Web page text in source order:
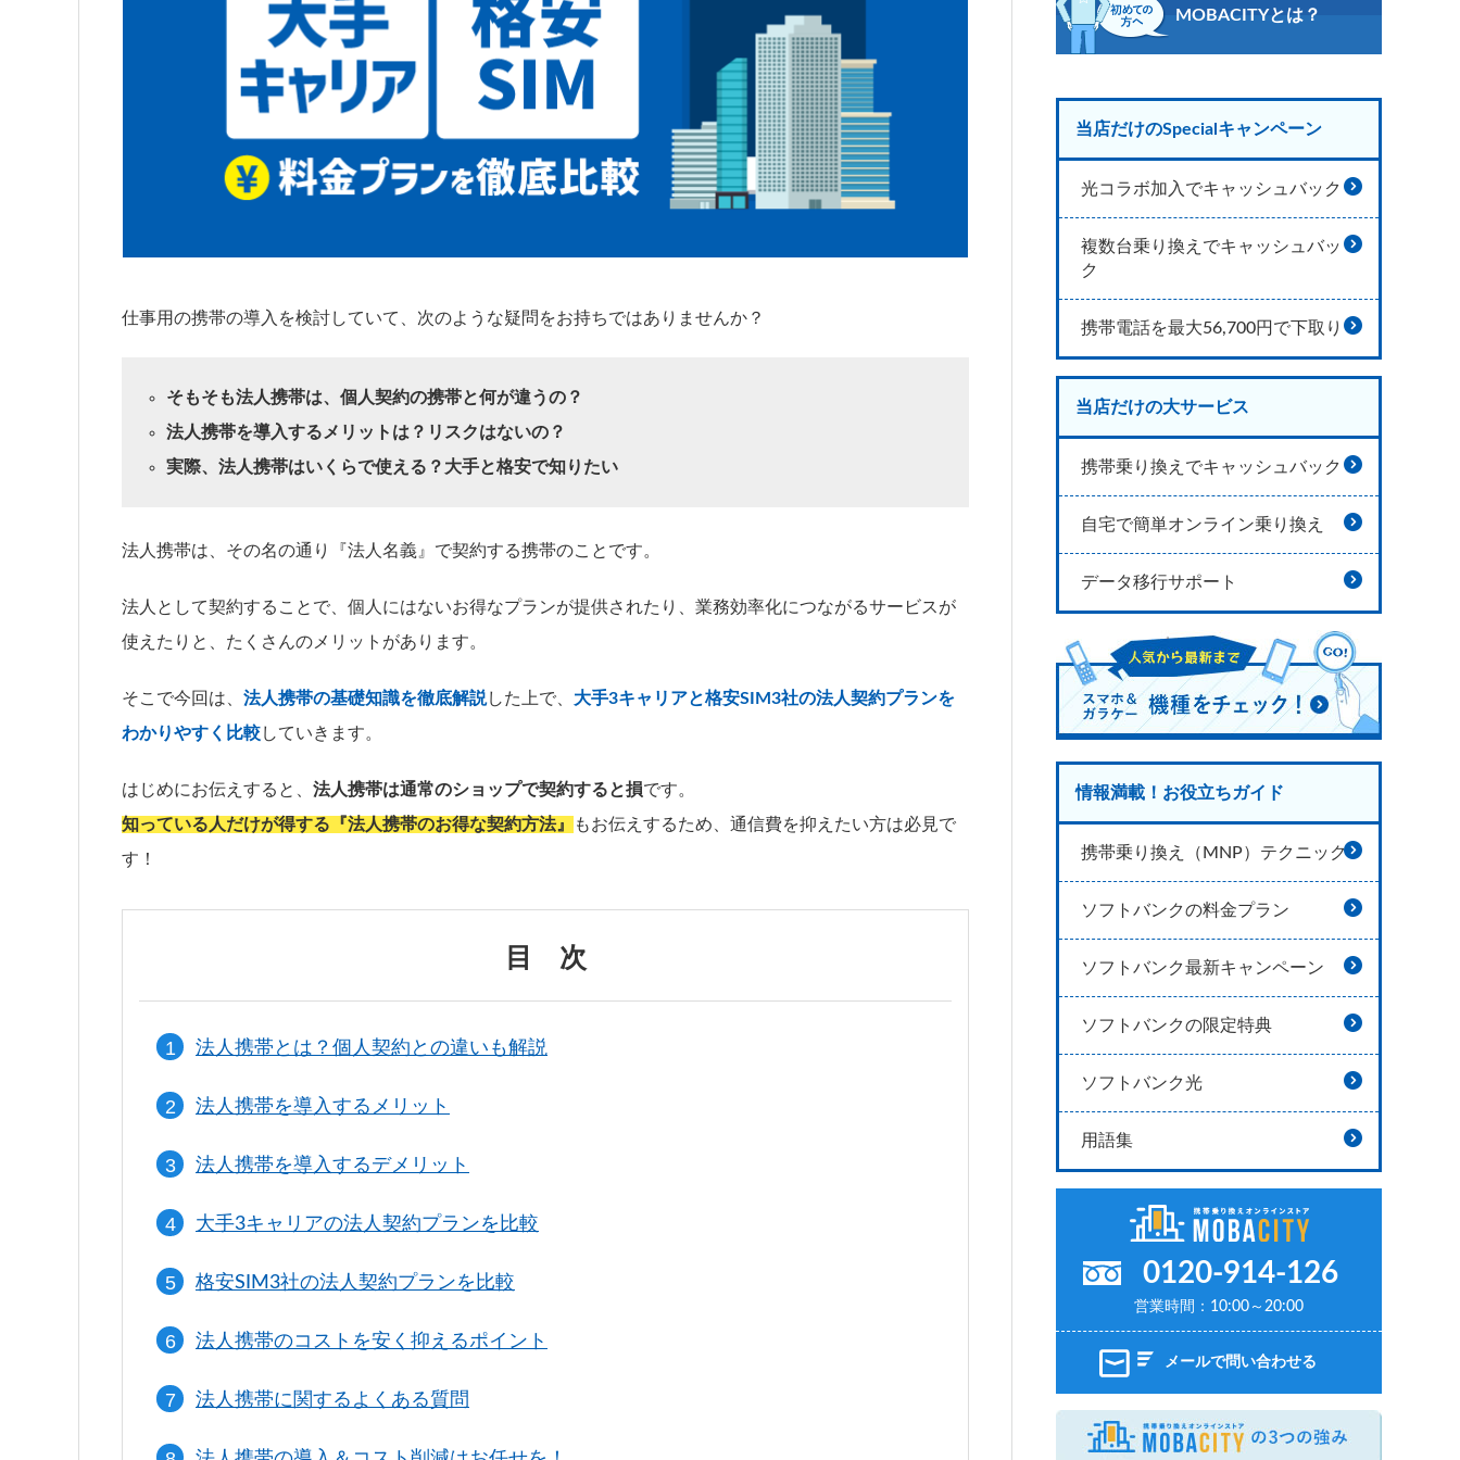
仕事用の携帯の導入を検討していて、次のような疑問をお持ちではありませんか？
そもそも法人携帯は、個人契約の携帯と何が違うの？
法人携帯を導入するメリットは？リスクはないの？
実際、法人携帯はいくらで使える？大手と格安で知りたい
法人携帯は、その名の通り『法人名義』で契約する携帯のことです。
法人として契約することで、個人にはないお得なプランが提供されたり、業務効率化につながるサービスが
使えたりと、たくさんのメリットがあります。
そこで今回は、 法人携帯の基礎知識を徹底解説した上で、 大手3キャリアと格安SIM3社の法人契約プランを
わかりやすく比較していきます。
はじめにお伝えすると、 法人携帯は通常のショップで契約すると損です。
知っている人だけが得する『法人携帯のお得な契約方法』
もお伝えするため、通信費を抑えたい方は必見で
す！
目 次
法人携帯とは？個人契約との違いも解説
法人携帯を導入するメリット
法人携帯を導入するデメリット
大手3キャリアの法人契約プランを比較
格安SIM3社の法人契約プランを比較
法人携帯のコストを安く抑えるポイント
法人携帯に関するよくある質問
MOBACITYとは？
当店だけのSpecialキャンペーン
光コラボ加入でキャッシュバック
複数台乗り換えでキャッシュバッ
ク
携帯電話を最大56,700円で下取り
当店だけの大サービス
携帯乗り換えでキャッシュバック
自宅で簡単オンライン乗り換え
データ移行サポート
情報満載！お役立ちガイド
携帯乗り換え（MNP）テクニック
ソフトバンクの料金プラン
ソフトバンク最新キャンペーン
ソフトバンクの限定特典
ソフトバンク光
用語集
0120-914-126
営業時間：10:00～20:00
メールで問い合わせる